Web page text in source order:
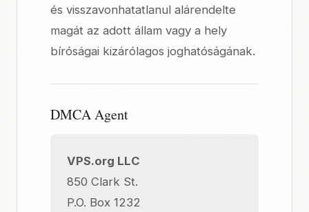
és visszavonhatatlanul alárendelte
magát az adott állam vagy a hely
bíróságai kizárólagos joghatóságának.
DMCA Agent
VPS.org LLC
850 Clark St.
P.O. Box 1232